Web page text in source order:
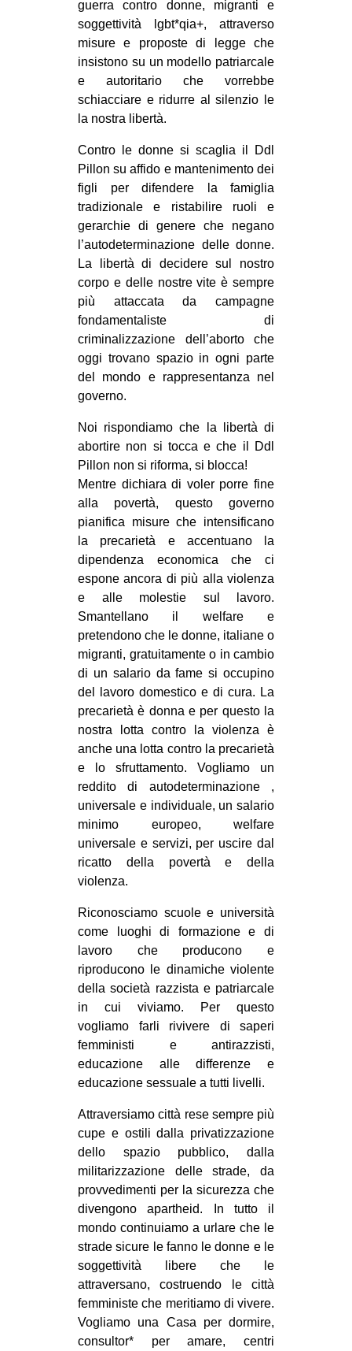
guerra contro donne, migranti e
soggettività lgbt*qia+, attraverso
misure e proposte di legge che
insistono su un modello patriarcale
e autoritario che vorrebbe
schiacciare e ridurre al silenzio le
la nostra libertà.
Contro le donne si scaglia il Ddl
Pillon su affido e mantenimento dei
figli per difendere la famiglia
tradizionale e ristabilire ruoli e
gerarchie di genere che negano
l’autodeterminazione delle donne.
La libertà di decidere sul nostro
corpo e delle nostre vite è sempre
più attaccata da campagne
fondamentaliste di
criminalizzazione dell’aborto che
oggi trovano spazio in ogni parte
del mondo e rappresentanza nel
governo.
Noi rispondiamo che la libertà di
abortire non si tocca e che il Ddl
Pillon non si riforma, si blocca!
Mentre dichiara di voler porre fine
alla povertà, questo governo
pianifica misure che intensificano
la precarietà e accentuano la
dipendenza economica che ci
espone ancora di più alla violenza
e alle molestie sul lavoro.
Smantellano il welfare e
pretendono che le donne, italiane o
migranti, gratuitamente o in cambio
di un salario da fame si occupino
del lavoro domestico e di cura. La
precarietà è donna e per questo la
nostra lotta contro la violenza è
anche una lotta contro la precarietà
e lo sfruttamento. Vogliamo un
reddito di autodeterminazione ,
universale e individuale, un salario
minimo europeo, welfare
universale e servizi, per uscire dal
ricatto della povertà e della
violenza.
Riconosciamo scuole e università
come luoghi di formazione e di
lavoro che producono e
riproducono le dinamiche violente
della società razzista e patriarcale
in cui viviamo. Per questo
vogliamo farli rivivere di saperi
femministi e antirazzisti,
educazione alle differenze e
educazione sessuale a tutti livelli.
Attraversiamo città rese sempre più
cupe e ostili dalla privatizzazione
dello spazio pubblico, dalla
militarizzazione delle strade, da
provvedimenti per la sicurezza che
divengono apartheid. In tutto il
mondo continuiamo a urlare che le
strade sicure le fanno le donne e le
soggettività libere che le
attraversano, costruendo le città
femministe che meritiamo di vivere.
Vogliamo una Casa per dormire,
consultor* per amare, centri